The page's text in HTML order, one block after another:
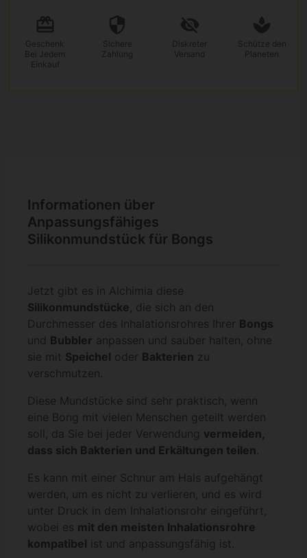
Geschenk
Bei Jedem
Einkauf
Sichere
Zahlung
Diskreter
Versand
Schütze den
Planeten
Informationen über
Anpassungsfähiges
Silikonmundstück für Bongs
Jetzt gibt es in Alchimia diese
Silikonmundstücke, die sich an den
Durchmesser des Inhalationsrohres Ihrer Bongs
und Bubbler anpassen und sauber halten, ohne
sie mit Speichel oder Bakterien zu
verschmutzen.
Diese Mundstücke sind sehr praktisch, wenn
eine Bong mit vielen Menschen geteilt werden
soll, da Sie bei jeder Verwendung vermeiden,
dass sich Bakterien und Erkältungen teilen.
Es kann mit einer Schnur am Hals aufgehängt
werden, um es nicht zu verlieren, und es wird
unter Druck in dem Inhalationsrohr eingeführt,
wobei es mit den meisten Inhalationsrohre
kompatibel ist und anpassungsfähig ist.